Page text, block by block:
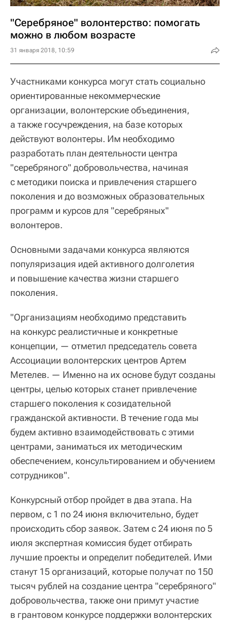
"Серебряное" волонтерство: помогать
можно в любом возрасте
31 января 2018, 10:59
Участниками конкурса могут стать социально
ориентированные некоммерческие
организации, волонтерские объединения,
а также госучреждения, на базе которых
действуют волонтеры. Им необходимо
разработать план деятельности центра
"серебряного" добровольчества, начиная
с методики поиска и привлечения старшего
поколения и до возможных образовательных
программ и курсов для "серебряных"
волонтеров.
Основными задачами конкурса являются
популяризация идей активного долголетия
и повышение качества жизни старшего
поколения.
"Организациям необходимо представить
на конкурс реалистичные и конкретные
концепции, — отметил председатель совета
Ассоциации волонтерских центров Артем
Метелев. — Именно на их основе будут созданы
центры, целью которых станет привлечение
старшего поколения к созидательной
гражданской активности. В течение года мы
будем активно взаимодействовать с этими
центрами, заниматься их методическим
обеспечением, консультированием и обучением
сотрудников".
Конкурсный отбор пройдет в два этапа. На
первом, с 1 по 24 июня включительно, будет
происходить сбор заявок. Затем с 24 июня по 5
июля экспертная комиссия будет отбирать
лучшие проекты и определит победителей. Ими
станут 15 организаций, которые получат по 150
тысяч рублей на создание центра "серебряного"
добровольчества, также они примут участие
в грантовом конкурсе поддержки волонтерских